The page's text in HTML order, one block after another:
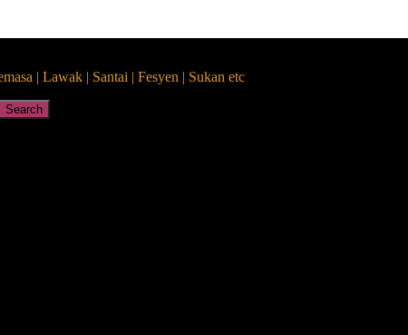
| Lawak | Santai | Fesyen | Sukan etc
Search